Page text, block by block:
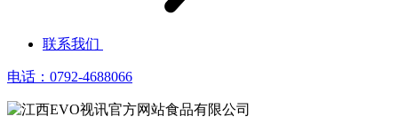
联系我们
电话：0792-4688066